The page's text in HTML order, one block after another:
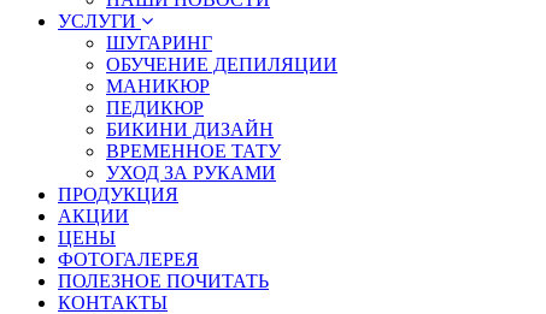
УСЛУГИ
ШУГАРИНГ
ОБУЧЕНИЕ ДЕПИЛЯЦИИ
МАНИКЮР
ПЕДИКЮР
БИКИНИ ДИЗАЙН
ВРЕМЕННОЕ ТАТУ
УХОД ЗА РУКАМИ
ПРОДУКЦИЯ
АКЦИИ
ЦЕНЫ
ФОТОГАЛЕРЕЯ
ПОЛЕЗНОЕ ПОЧИТАТЬ
КОНТАКТЫ